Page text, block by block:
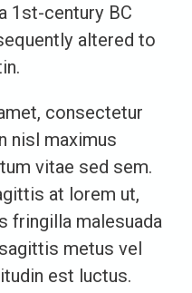
1st-century BC
altered to
consectetur
nisl maximus
vitae sed sem.
at lorem ut,
fringilla malesuada
metus vel
est luctus.